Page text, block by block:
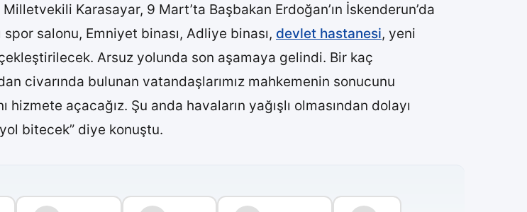
Karasayar, 9 Mart’ta Başbakan Erdoğan’ın İskenderun’da
spor salonu, Emniyet binası, Adliye binası, devlet hastanesi, yeni
Arsuz yolunda son aşamaya gelindi. Bir kaç
civarında bulunan vatandaşlarımız mahkemenin sonucunu
açacağız. Şu anda havaların yağışlı olmasından dolayı
bitecek” diye konuştu.